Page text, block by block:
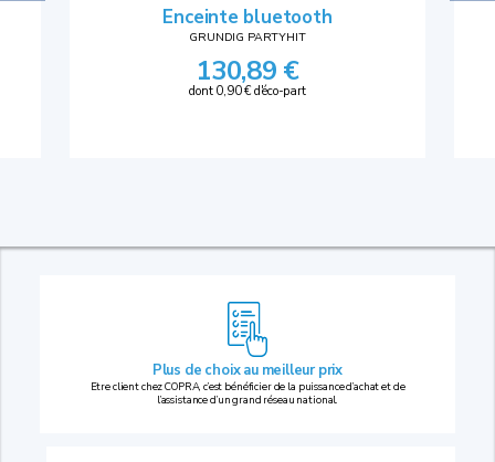
Enceinte bluetooth
GRUNDIG PARTYHIT
130,89 €
dont 0,90 € d'éco-part
Plus de choix au meilleur prix
Etre client chez COPRA, c’est bénéficier de la puissance d’achat et de
l’assistance d’un grand réseau national.